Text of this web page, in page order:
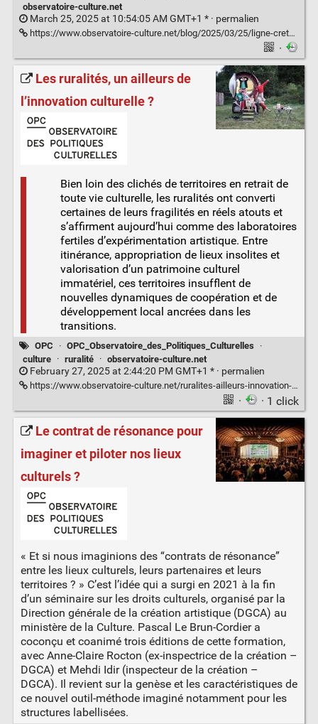
observatoire-culture.net
March 25, 2025 at 10:54:05 AM GMT+1 * · permalien
https://www.observatoire-culture.net/blog/2025/03/25/ligne-crete-independance-culturelle-tensions-contradictions-equilibres/
·
Les ruralités, un ailleurs de
l’innovation culturelle ?
Bien loin des clichés de territoires en retrait de
toute vie culturelle, les ruralités ont converti
certaines de leurs fragilités en réels atouts et
s’affirment aujourd’hui comme des laboratoires
fertiles d’expérimentation artistique. Entre
itinérance, appropriation de lieux insolites et
valorisation d’un patrimoine culturel
immatériel, ces territoires insufflent de
nouvelles dynamiques de coopération et de
développement local ancrées dans les
transitions.
OPC · OPC_Observatoire_des_Politiques_Culturelles
·
culture
· ruralité · observatoire-culture.net
February 27, 2025 at 2:44:20 PM GMT+1 * · permalien
https://www.observatoire-culture.net/ruralites-ailleurs-innovation-culturelle/
· · 1 click
Le contrat de résonance pour
imaginer et piloter nos lieux
culturels ?
« Et si nous imaginions des “contrats de résonance”
entre les lieux culturels, leurs partenaires et leurs
territoires ? » C’est l’idée qui a surgi en 2021 à la fin
d’un séminaire sur les droits culturels, organisé par la
Direction générale de la création artistique (DGCA) au
ministère de la Culture. Pascal Le Brun-Cordier a
coconçu et coanimé trois éditions de cette formation,
avec Anne-Claire Rocton (ex-inspectrice de la création –
DGCA) et Mehdi Idir (inspecteur de la création –
DGCA). Il revient sur la genèse et les caractéristiques de
ce nouvel outil-méthode imaginé notamment pour les
structures labellisées.